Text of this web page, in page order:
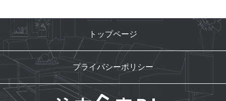
トップページ
プライバシーポリシー